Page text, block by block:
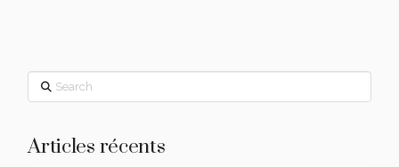
Search
Articles récents